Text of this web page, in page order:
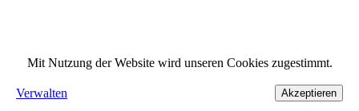
Mit Nutzung der Website wird unseren Cookies zugestimmt.
Verwalten Akzeptieren